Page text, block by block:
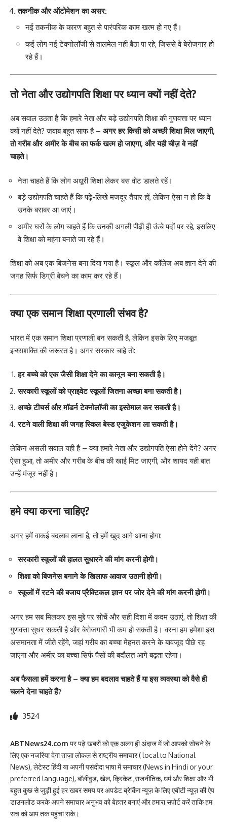
तकनीक और ऑटोमेशन का असर:
नई तकनीक के कारण बहुत से पारंपरिक काम खत्म हो गए हैं।
कई लोग नई टेक्नोलॉजी से तालमेल नहीं बैठा पा रहे, जिससे वे बेरोजगार हो
रहे हैं।
तो नेता और उद्योगपति शिक्षा पर ध्यान क्यों नहीं देते?
अब सवाल उठता है कि हमारे नेता और बड़े उद्योगपति शिक्षा की गुणवत्ता पर ध्यान
क्यों नहीं देते? जवाब बहुत साफ है – अगर हर किसी को अच्छी शिक्षा मिल जाएगी,
तो गरीब और अमीर के बीच का फर्क खत्म हो जाएगा, और यही चीज़ वे नहीं
चाहते।
नेता चाहते हैं कि लोग अधूरी शिक्षा लेकर बस वोट डालते रहें।
बड़े उद्योगपति चाहते हैं कि पढ़े-लिखे मजदूर तैयार हों, लेकिन ऐसा न हो कि वे
उनके बराबर आ जाएं।
अमीर घरों के लोग चाहते हैं कि उनकी अगली पीढ़ी ही ऊंचे पदों पर रहे, इसलिए
वे शिक्षा को महंगा बनाते जा रहे हैं।
शिक्षा को अब एक बिजनेस बना दिया गया है। स्कूल और कॉलेज अब ज्ञान देने की
जगह सिर्फ डिग्री बेचने का काम कर रहे हैं।
क्या एक समान शिक्षा प्रणाली संभव है?
भारत में एक समान शिक्षा प्रणाली बन सकती है, लेकिन इसके लिए मजबूत
इच्छाशक्ति की जरूरत है। अगर सरकार चाहे तो:
हर बच्चे को एक जैसी शिक्षा देने का कानून बना सकती है।
सरकारी स्कूलों को प्राइवेट स्कूलों जितना अच्छा बना सकती है।
अच्छे टीचर्स और मॉडर्न टेक्नोलॉजी का इस्तेमाल कर सकती है।
रटने वाली शिक्षा की जगह स्किल बेस्ड एजुकेशन ला सकती है।
लेकिन असली सवाल यही है – क्या हमारे नेता और उद्योगपति ऐसा होने देंगे? अगर
ऐसा हुआ, तो अमीर और गरीब के बीच की खाई मिट जाएगी, और शायद यही बात
उन्हें मंजूर नहीं है।
हमे क्या करना चाहिए?
अगर हमें वाकई बदलाव लाना है, तो हमें खुद आगे आना होगा:
सरकारी स्कूलों की हालत सुधारने की मांग करनी होगी।
शिक्षा को बिजनेस बनाने के खिलाफ आवाज उठानी होगी।
स्कूलों में रटने की बजाय प्रैक्टिकल ज्ञान पर जोर देने की मांग करनी होगी।
अगर हम सब मिलकर इस मुद्दे पर सोचें और सही दिशा में कदम उठाएं, तो शिक्षा की
गुणवत्ता सुधर सकती है और बेरोजगारी भी कम हो सकती है। वरना हम हमेशा इस
असमानता में जीते रहेंगे, जहां गरीब का बच्चा मेहनत करने के बावजूद पीछे रह
जाएगा और अमीर का बच्चा सिर्फ पैसों की बदौलत आगे बढ़ता रहेगा।
अब फैसला हमें करना है – क्या हम बदलाव चाहते हैं या इस व्यवस्था को वैसे ही
चलने देना चाहते हैं?
3524
ABTNews24.com पर पढ़े खबरों को एक अलग ही अंदाज में जो आपको सोचने के
लिए एक नजरिया देगा ताज़ा लोकल से राष्ट्रीय समाचार ( local to National
News), लेटेस्ट हिंदी या अपनी पसंदीदा भाषा में समाचार (News in Hindi or your
preferred language), बॉलीवुड, खेल, क्रिकेट ,राजनीतिक, धर्म और शिक्षा और भी
बहुत कुछ से जुड़ी हुई हर खबर समय पर अपडेट ब्रेकिंग न्यूज़ के लिए एबीटी न्यूज़ की ऐप
डाउनलोड करके अपने समाचार अनुभव को बेहतर बनाएं और हमारा सपोर्ट करें ताकि हम
सच को आप तक पहुंचा सके।